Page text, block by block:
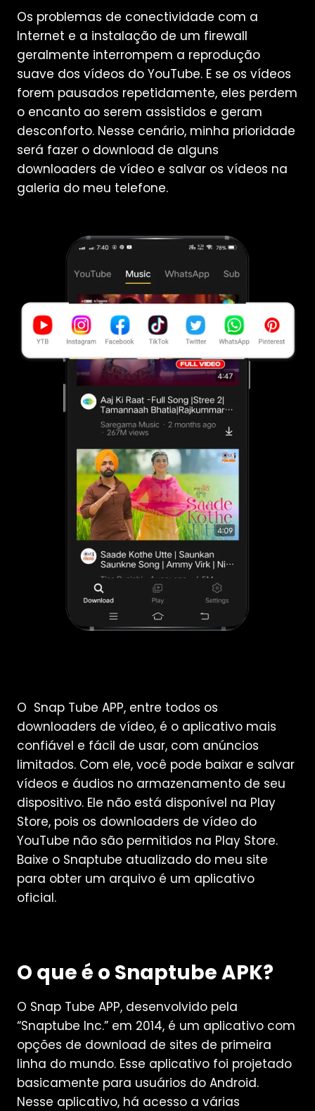
Os problemas de conectividade com a
Internet e a instalação de um firewall
geralmente interrompem a reprodução
suave dos vídeos do YouTube. E se os vídeos
forem pausados repetidamente, eles perdem
o encanto ao serem assistidos e geram
desconforto. Nesse cenário, minha prioridade
será fazer o download de alguns
downloaders de vídeo e salvar os vídeos na
galeria do meu telefone.
O Snap Tube APP, entre todos os
downloaders de vídeo, é o aplicativo mais
confiável e fácil de usar, com anúncios
limitados. Com ele, você pode baixar e salvar
vídeos e áudios no armazenamento de seu
dispositivo. Ele não está disponível na Play
Store, pois os downloaders de vídeo do
YouTube não são permitidos na Play Store.
Baixe o Snaptube atualizado do meu site
para obter um arquivo é um aplicativo
oficial.
O que é o Snaptube APK?
O Snap Tube APP, desenvolvido pela
“Snaptube Inc.” em 2014, é um aplicativo com
opções de download de sites de primeira
linha do mundo. Esse aplicativo foi projetado
basicamente para usuários do Android.
Nesse aplicativo, há acesso a várias